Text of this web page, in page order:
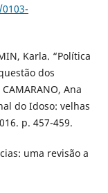
Karla. “Política
dos
Ana
do Idoso: velhas
p. 457-459.
uma revisão a